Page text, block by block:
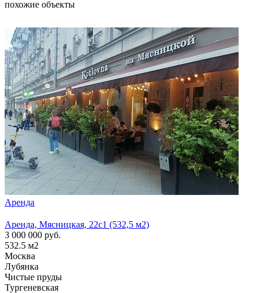
похожие объекты
Аренда
Аренда, Мясницкая, 22с1 (532,5 м2)
3 000 000 руб.
532.5 м2
Москва
Лубянка
Чистые пруды
Тургеневская